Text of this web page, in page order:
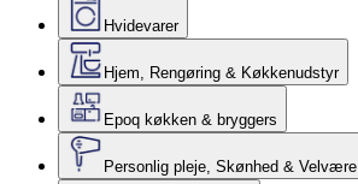
Hvidevarer
Hjem, Rengøring & Køkkenudstyr
Epoq køkken & bryggers
Personlig pleje, Skønhed & Velvære